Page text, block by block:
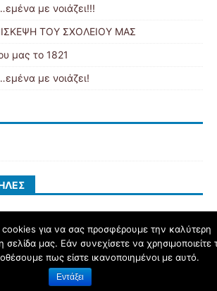
με νοιάζει!!!
ΤΟΥ ΣΧΟΛΕΙΟΥ ΜΑΣ
μας το 1821
με νοιάζει!
schoolpress.sch.gr
|Δήλωση προσβασιμότητας
cookies για να σας προσφέρουμε την καλύτερη
σελίδα μας. Εάν συνεχίσετε να χρησιμοποιείτε
πως είστε ικανοποιημένοι με αυτό.
Εντάξει